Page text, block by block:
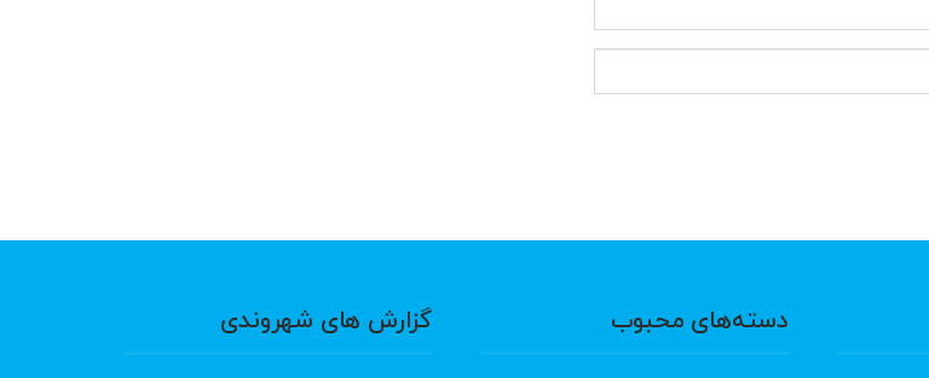
دسته‌های محبوب گزارش های شهروندی